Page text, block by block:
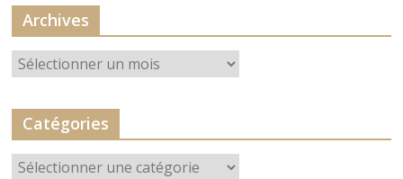
Archives
Archives
Catégories
Catégories